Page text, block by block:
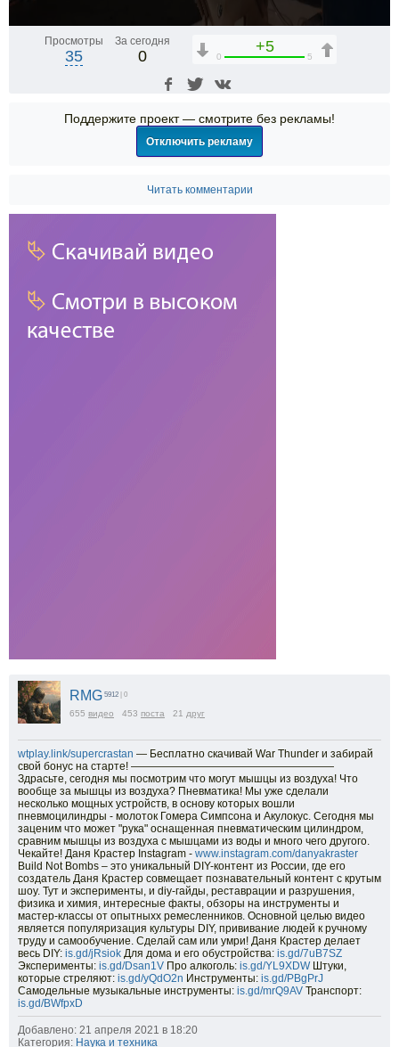
Просмотры
35
За сегодня
0
+5
0 5
Поддержите проект — смотрите без рекламы!
Отключить рекламу
Читать комментарии
RMG 5912 | 0
655 видео 453 поста 21 друг
wtplay.link/supercrastan​ — Бесплатно скачивай War Thunder и забирай
свой бонус на старте! ———————————————————
Здрасьте, сегодня мы посмотрим что могут мышцы из воздуха! Что
вообще за мышцы из воздуха? Пневматика! Мы уже сделали
несколько мощных устройств, в основу которых вошли
пневмоцилиндры - молоток Гомера Симпсона и Акулокус. Сегодня мы
заценим что может "рука" оснащенная пневматическим цилиндром,
сравним мышцы из воздуха с мышцами из воды и много чего другого.
Чекайте! Даня Крастер Instagram - www.instagram.com/danyakraster​
Build Not Bombs – это уникальный DIY-контент из России, где его
создатель Даня Крастер совмещает познавательный контент с крутым
шоу. Тут и эксперименты, и diy-гайды, реставрации и разрушения,
физика и химия, интересные факты, обзоры на инструменты и
мастер-классы от опытныхх ремесленников. Основной целью видео
является популяризация культуры DIY, прививание людей к ручному
труду и самообучение. Сделай сам или умри! Даня Крастер делает
весь DIY: is.gd/jRsiok​ Для дома и его обустройства: is.gd/7uB7SZ​
Эксперименты: is.gd/Dsan1V​ Про алкоголь: is.gd/YL9XDW​Штуки,
которые стреляют: is.gd/yQdO2n​ Инструменты: is.gd/PBgPrJ​
Самодельные музыкальные инструменты: is.gd/mrQ9AV​ Транспорт:
is.gd/BWfpxD
Добавлено: 21 апреля 2021 в 18:20
Категория: Наука и техника